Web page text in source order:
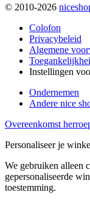
© 2010-2026
Colofon
Privacybeleid
Algemene
Instellingen
Ondernemen
Andere nice
Overeenkomst
Personaliseer je
We gebruiken alleen
gepersonaliseerde
toestemming.